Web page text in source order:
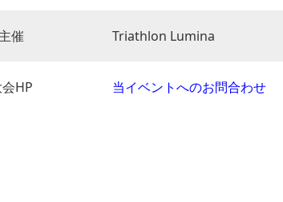
主催 Triathlon Lumina
HP 当イベントへのお問合わせ